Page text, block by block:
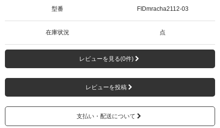
型番 FIDmracha2112-03
在庫状況 点
レビューを見る(0件)
レビューを投稿
支払い・配送について